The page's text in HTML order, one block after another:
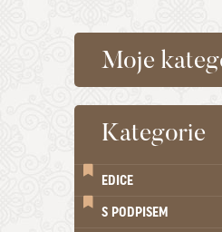
Moje
Kategorie
EDICE
S PODPISEM